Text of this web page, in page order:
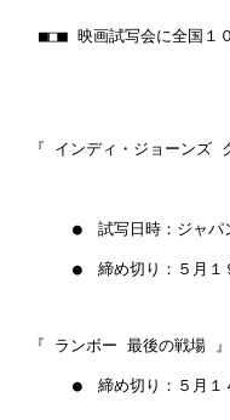
■□■ 映画試写会に全国１
『 インディ・ジョーンズ
合計９０
●　試写日時：ジャパン
●　締め切り
『 ランボー 最後の戦場
●　締め切り：５月